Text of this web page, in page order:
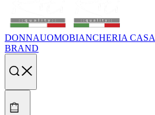
DONNAUOMOBIANCHERIA CASA
BRAND
Search